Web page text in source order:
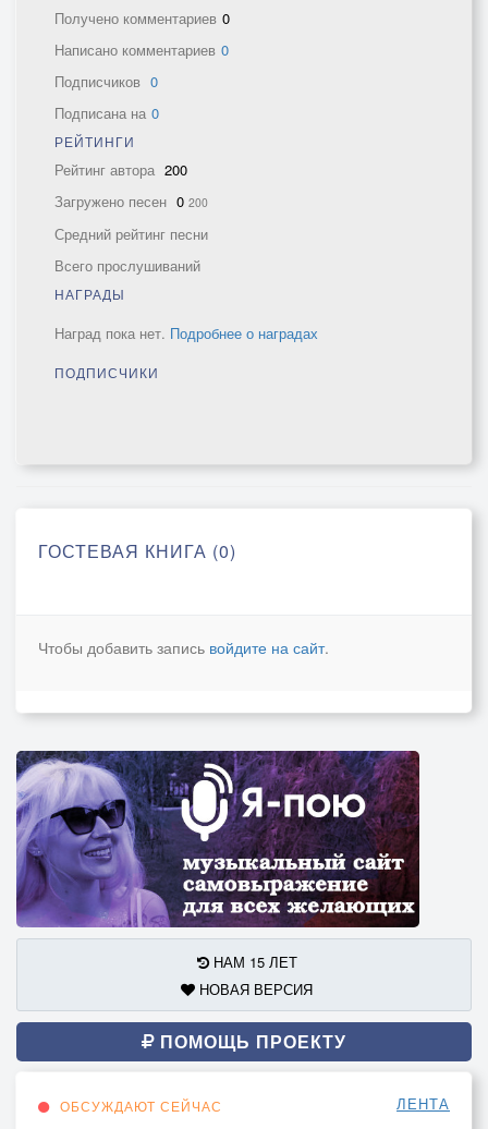
Получено комментариев 0
Написано комментариев 0
Подписчиков 0
Подписана на 0
РЕЙТИНГИ
Рейтинг автора 200
Загружено песен 0 200
Средний рейтинг песни
Всего прослушиваний
НАГРАДЫ
Наград пока нет. Подробнее о наградах
ПОДПИСЧИКИ
ГОСТЕВАЯ КНИГА (0)
Чтобы добавить запись войдите на сайт.
НАМ 15 ЛЕТ
НОВАЯ ВЕРСИЯ
ПОМОЩЬ ПРОЕКТУ
ОБСУЖДАЮТ СЕЙЧАС ЛЕНТА